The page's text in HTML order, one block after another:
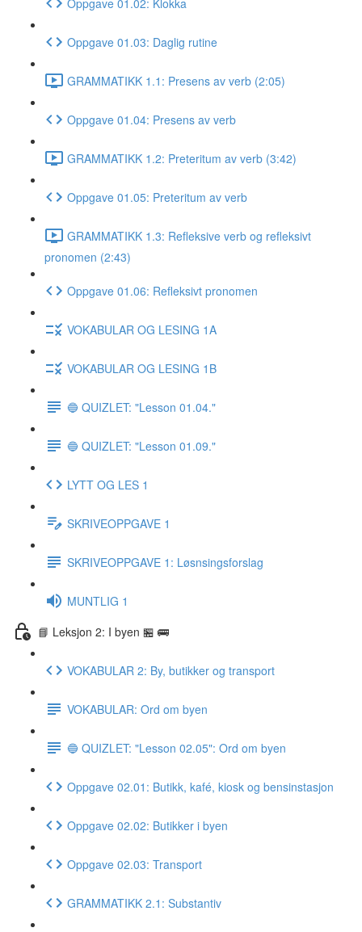
Oppgave 01.03: Daglig rutine
GRAMMATIKK 1.1: Presens av verb (2:05)
Oppgave 01.04: Presens av verb
GRAMMATIKK 1.2: Preteritum av verb (3:42)
Oppgave 01.05: Preteritum av verb
GRAMMATIKK 1.3: Refleksive verb og refleksivt
pronomen (2:43)
Oppgave 01.06: Refleksivt pronomen
VOKABULAR OG LESING 1A
VOKABULAR OG LESING 1B
🔵 QUIZLET: "Lesson 01.04."
🔵 QUIZLET: "Lesson 01.09."
LYTT OG LES 1
SKRIVEOPPGAVE 1
SKRIVEOPPGAVE 1: Løsnsingsforslag
MUNTLIG 1
📘 Leksjon 2: I byen 🏪 🚌
VOKABULAR 2: By, butikker og transport
VOKABULAR: Ord om byen
🔵 QUIZLET: "Lesson 02.05": Ord om byen
Oppgave 02.01: Butikk, kafé, kiosk og bensinstasjon
Oppgave 02.02: Butikker i byen
Oppgave 02.03: Transport
GRAMMATIKK 2.1: Substantiv